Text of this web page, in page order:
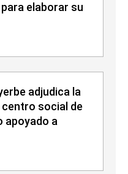
elaborar su
adjudica la
social de
apoyado a